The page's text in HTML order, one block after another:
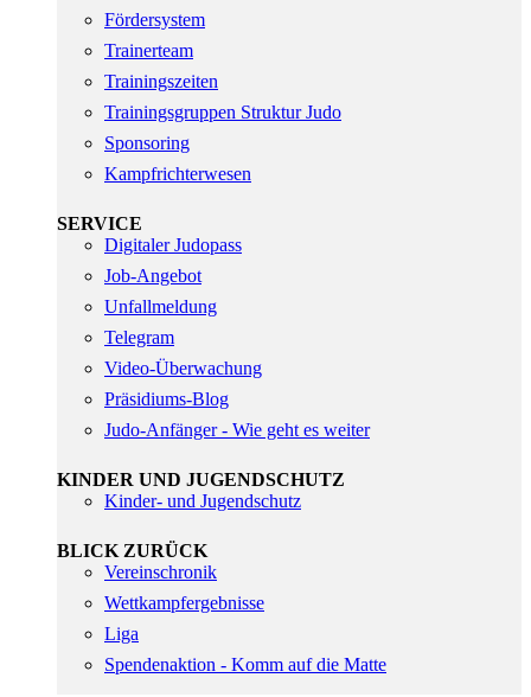
Fördersystem
Trainerteam
Trainingszeiten
Trainingsgruppen Struktur Judo
Sponsoring
Kampfrichterwesen
SERVICE
Digitaler Judopass
Job-Angebot
Unfallmeldung
Telegram
Video-Überwachung
Präsidiums-Blog
Judo-Anfänger - Wie geht es weiter
KINDER UND JUGENDSCHUTZ
Kinder- und Jugendschutz
BLICK ZURÜCK
Vereinschronik
Wettkampfergebnisse
Liga
Spendenaktion - Komm auf die Matte